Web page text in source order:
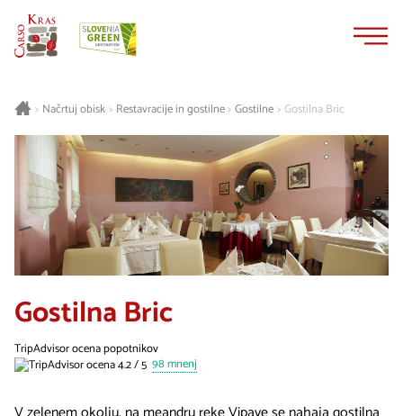
> Načrtuj obisk> Restavracije in gostilne>Gostilne>Gostilna Bric
Gostilna Bric
TripAdvisor ocena popotnikov
98 mnenj